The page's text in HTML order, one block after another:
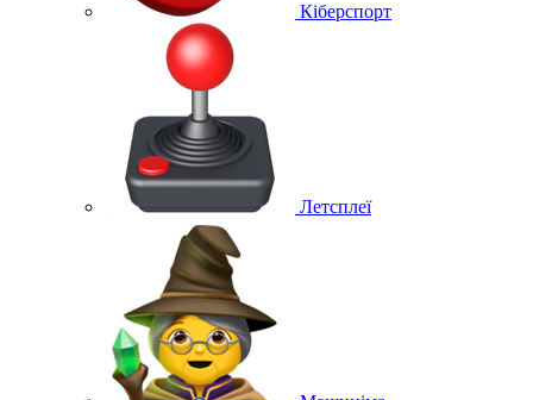
Кіберспорт
Летсплеї